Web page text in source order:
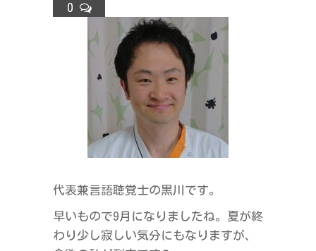
っ
と
テ
ラ
ス
0
代表兼言語聴覚士の黒川です。
早いもので9月になりましたね。夏が終
わり少し寂しい気分にもなりますが、